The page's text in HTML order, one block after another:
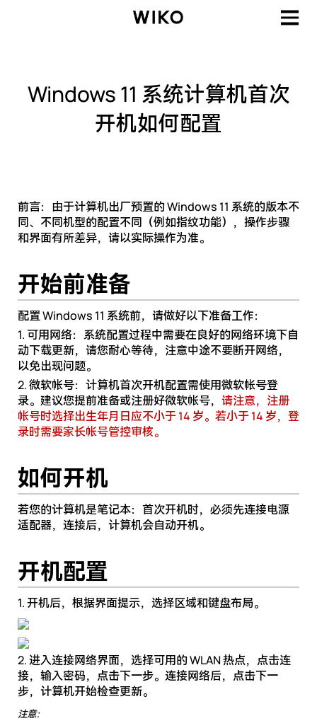
Windows 11 系统计算机首次
开机如何配置
前言：由于计算机出厂预置的 Windows 11 系统的版本不
同、不同机型的配置不同（例如指纹功能），操作步骤
和界面有所差异，请以实际操作为准。
开始前准备
配置 Windows 11 系统前，请做好以下准备工作：
1. 可用网络：系统配置过程中需要在良好的网络环境下自
动下载更新，请您耐心等待，注意中途不要断开网络，
以免出现问题。
2. 微软帐号：计算机首次开机配置需使用微软帐号登
录。建议您提前准备或注册好微软帐号， 请注意，注册
帐号时选择出生年月日应不小于 14 岁。若小于 14 岁，登
录时需要家长帐号管控审核。
如何开机
若您的计算机是笔记本：首次开机时，必须先连接电源
适配器，连接后，计算机会自动开机。
开机配置
1. 开机后，根据界面提示，选择区域和键盘布局。
2. 进入连接网络界面，选择可用的 WLAN 热点，点击连
接，输入密码，点击下一步。连接网络后，点击下一
步，计算机开始检查更新。
注意：